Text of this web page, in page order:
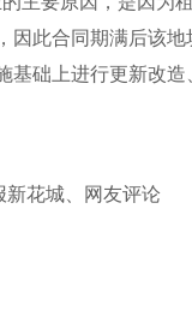
因此合同期满后该
基础上进行更新改造
新花城、网友评论